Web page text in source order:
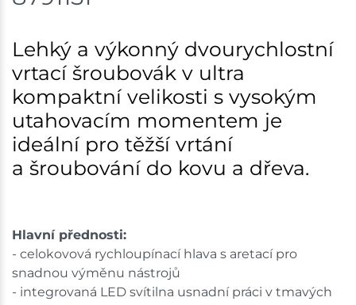
Lehký a výkonný dvourychlostní
vrtací šroubovák v ultra
kompaktní velikosti s vysokým
utahovacím momentem je
ideální pro těžší vrtání
a šroubování do kovu a dřeva.
Hlavní přednosti:
- celokovová rychloupínací hlava s aretací pro
snadnou výměnu nástrojů
- integrovaná LED svítilna usnadní práci v tmavých